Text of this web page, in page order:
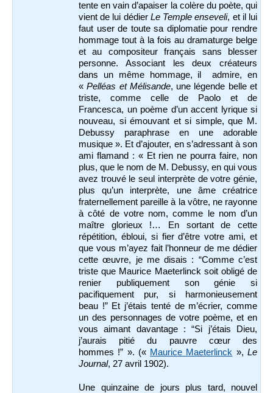
tente en vain d’apaiser la colère du poète, qui
vient de lui dédier Le Temple enseveli, et il lui
faut user de toute sa diplomatie pour rendre
hommage tout à la fois au dramaturge belge
et au compositeur français sans blesser
personne. Associant les deux créateurs
dans un même hommage, il admire, en
«Pelléas et Mélisande, une légende belle et
triste, comme celle de Paolo et de
Francesca, un poème d’un accent lyrique si
nouveau, si émouvant et si simple, que M.
Debussy paraphrase en une adorable
musique ». Et d’ajouter, en s’adressant à son
ami flamand : « Et rien ne pourra faire, non
plus, que le nom de M. Debussy, en qui vous
avez trouvé le seul interprète de votre génie,
plus qu’un interprète, une âme créatrice
fraternellement pareille à la vôtre, ne rayonne
à côté de votre nom, comme le nom d’un
maître glorieux !… En sortant de cette
répétition, ébloui, si fier d’être votre ami, et
que vous m’ayez fait l’honneur de me dédier
cette œuvre, je me disais : “Comme c’est
triste que Maurice Maeterlinck soit obligé de
renier publiquement son génie si
pacifiquement pur, si harmonieusement
beau !” Et j’étais tenté de m’écrier, comme
un des personnages de votre poème, et en
vous aimant davantage : “Si j’étais Dieu,
j’aurais pitié du pauvre cœur des
hommes !” ». (« Maurice Maeterlinck »,Le
Journal, 27 avril 1902).
Une quinzaine de jours plus tard, nouvel